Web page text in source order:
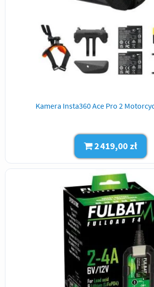
Kamera Insta360 Ace Pro 2
2 419,00 zł